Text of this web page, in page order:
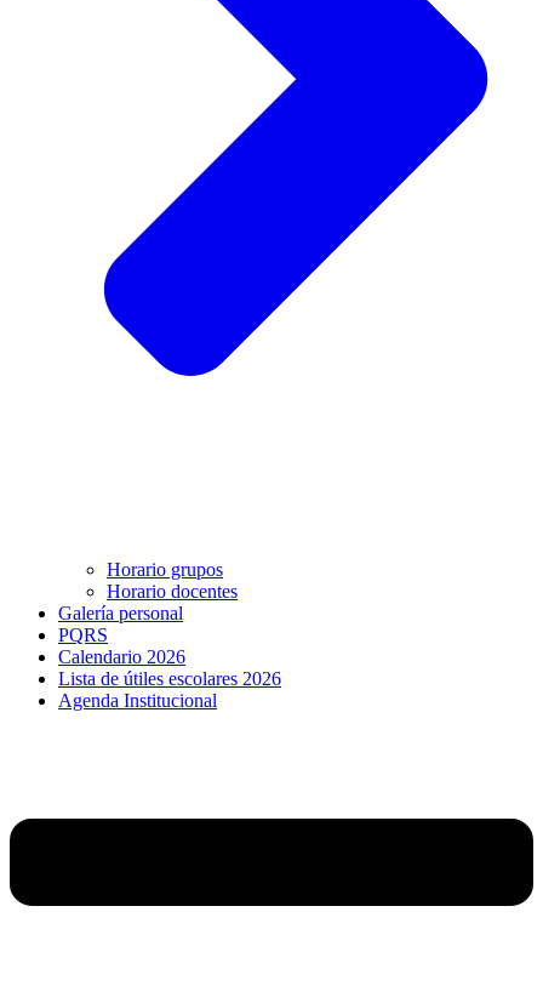
Horario grupos
Horario docentes
Galería personal
PQRS
Calendario 2026
Lista de útiles escolares 2026
Agenda Institucional